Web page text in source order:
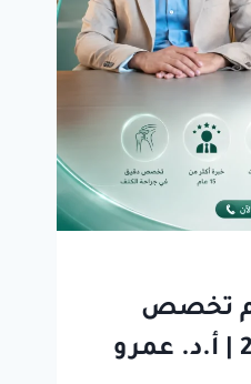
تخصص
كتف في مصر 2026 | أ.د. عمرو